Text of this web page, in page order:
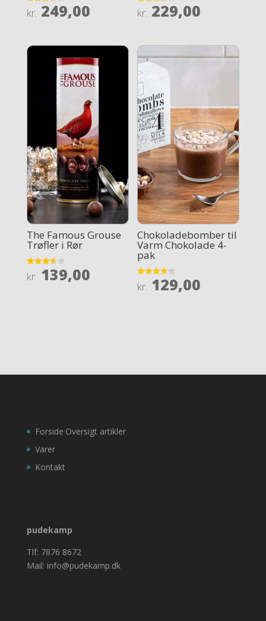
Rated
3.6
kr. 249,00
Rated
3.6
kr. 229,00
The Famous Grouse
Trøfler i Rør
Rated
3.6
kr. 139,00
Chokoladebomber til
Varm Chokolade 4-
pak
Rated
3.7
kr. 129,00
Forside
Varer
Kontakt
Oversigt artikler
pudekamp
Tlf: 7876 8672
Mail: info@pudekamp.dk